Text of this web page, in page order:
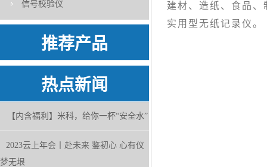
信号校验仪
推荐产品
热点新闻
【内含福利】米科，给你一杯“安全水”
2023云上年会丨赴未来 鉴初心 心有仪
梦无垠
建材、造纸、食品
实用型无纸记录仪。